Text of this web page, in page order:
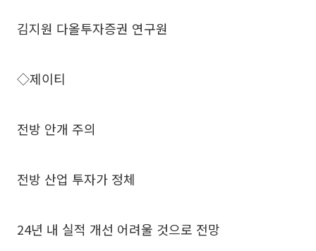
김지원 다올투자증권 연구원
◇제이티
전방 안개 주의
전방 산업 투자가 정체
24년 내 실적 개선 어려울 것으로 전망